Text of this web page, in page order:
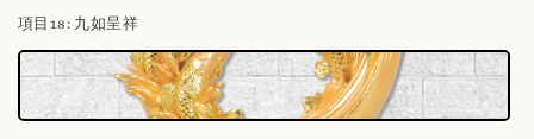
項目18 : 九如呈祥